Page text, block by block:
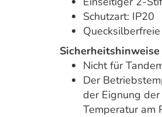
Schutzart: IP20
Sicherheitshinweise
Nicht für
Der
der Eignung
Temperatur am